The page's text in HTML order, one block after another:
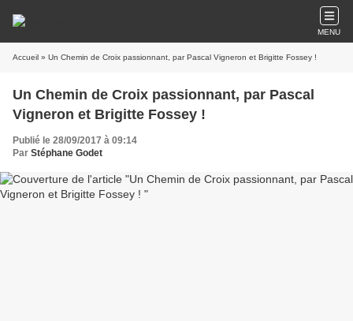
MENU
Accueil » Un Chemin de Croix passionnant, par Pascal Vigneron et Brigitte Fossey !
Un Chemin de Croix passionnant, par Pascal
Vigneron et Brigitte Fossey !
Publié le 28/09/2017 à 09:14
Par Stéphane Godet